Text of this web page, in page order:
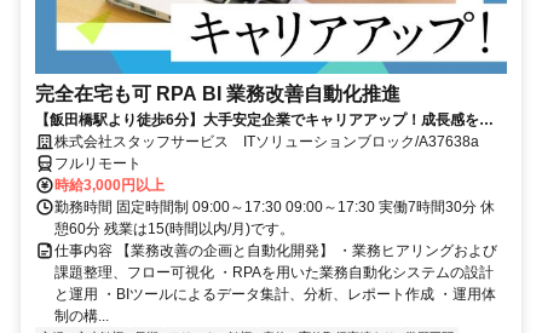
完全在宅も可 RPA BI 業務改善自動化推進
【飯田橋駅より徒歩6分】大手安定企業でキャリアアップ！成長感を感
じられる環境です♪
株式会社スタッフサービス ITソリューションブロック/A37638a
フルリモート
時給3,000円以上
勤務時間 固定時間制 09:00～17:30 09:00～17:30 実働7時間30分 休
憩60分 残業は15(時間以内/月)です。
仕事内容 【業務改善の企画と自動化開発】 ・業務ヒアリングおよび
課題整理、フロー可視化 ・RPAを用いた業務自動化システムの設計
と運用 ・BIツールによるデータ集計、分析、レポート作成 ・運用体
制の構...